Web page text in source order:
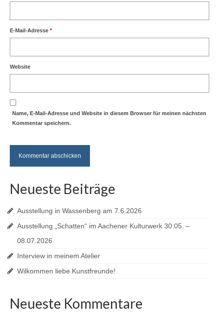
E-Mail-Adresse *
Website
Name, E-Mail-Adresse und Website in diesem Browser für meinen nächsten
Kommentar speichern.
Neueste Beiträge
Ausstellung in Wassenberg am 7.6.2026
Ausstellung „Schatten“ im Aachener Kulturwerk 30.05. –
08.07.2026
Interview in meinem Atelier
Wilkommen liebe Kunstfreunde!
Neueste Kommentare